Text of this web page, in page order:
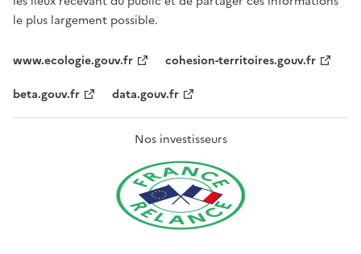
le plus largement possible.
www.ecologie.gouv.fr
cohesion-territoires.gouv.fr
beta.gouv.fr
data.gouv.fr
Nos investisseurs